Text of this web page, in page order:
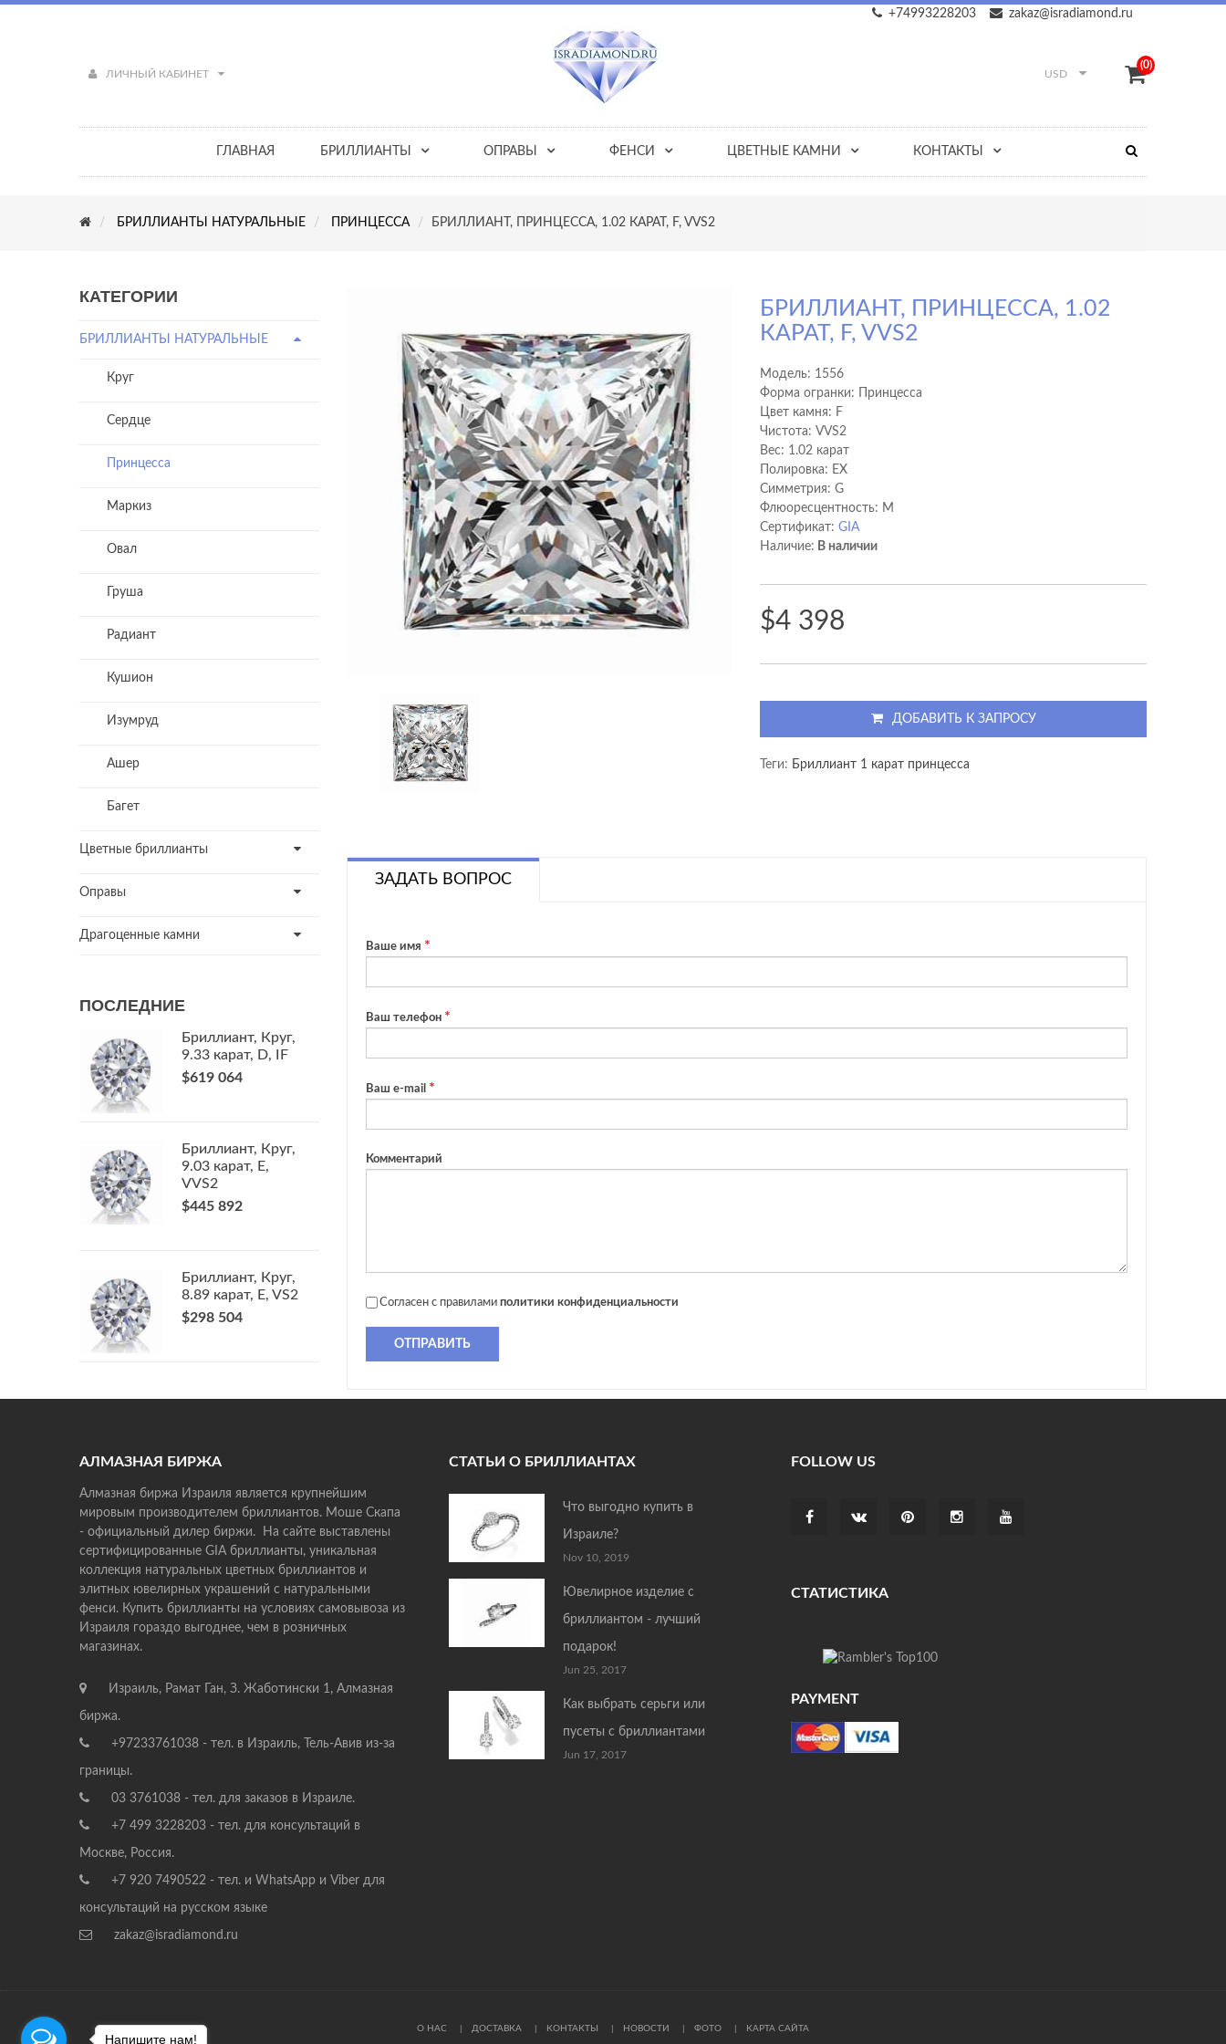
zakaz@isradiamond.ru
+74993228203
ЛИЧНЫЙ КАБИНЕТ USD
(0)
ГЛАВНАЯ БРИЛЛИАНТЫ ОПРАВЫ ФЕНСИ ЦВЕТНЫЕ КАМНИ КОНТАКТЫ
БРИЛЛИАНТЫ НАТУРАЛЬНЫЕ ПРИНЦЕССА БРИЛЛИАНТ, ПРИНЦЕССА, 1.02 КАРАТ, F, VVS2
КАТЕГОРИИ
БРИЛЛИАНТЫ НАТУРАЛЬНЫЕ
Круг
Сердце
Принцесса
Маркиз
Овал
Груша
Радиант
Кушион
Изумруд
Ашер
Багет
Цветные бриллианты
Оправы
Драгоценные камни
ПОСЛЕДНИЕ
Бриллиант, Круг,
9.33 карат, D, IF
$619 064
Бриллиант, Круг,
9.03 карат, E,
VVS2
$445 892
Бриллиант, Круг,
8.89 карат, E, VS2
$298 504
БРИЛЛИАНТ, ПРИНЦЕССА, 1.02
КАРАТ, F, VVS2
Модель: 1556
Форма огранки: Принцесса
Цвет камня: F
Чистота: VVS2
Вес: 1.02 карат
Полировка: EX
Cимметрия: G
Флюоресцентность: M
Сертификат:GIA
Наличие: В наличии
$4 398
ДОБАВИТЬ К ЗАПРОСУ
Теги: Бриллиант 1 карат принцесса
ЗАДАТЬ ВОПРОС
Ваше имя
Ваш телефон
Ваш e-mail
Комментарий
Согласен с правилами политики конфиденциальности
ОТПРАВИТЬ
АЛМАЗНАЯ БИРЖА
Алмазная биржа Израиля является крупнейшим
мировым производителем бриллиантов. Моше Скапа
- официальный дилер биржи. На сайте выставлены
сертифицированные GIA бриллианты, уникальная
коллекция натуральных цветных бриллиантов и
элитных ювелирных украшений с натуральными
фенси. Купить бриллианты на условиях самовывоза из
Израиля гораздо выгоднее, чем в розничных
магазинах.
Израиль, Рамат Ган, З. Жаботински 1, Алмазная
биржа.
+97233761038 - тел. в Израиль, Тель-Авив из-за
границы.
03 3761038 - тел. для заказов в Израиле.
+7 499 3228203 - тел. для консультаций в
Москве, Россия.
+7 920 7490522 - тел. и WhatsApp и Viber для
консультаций на русском языке
zakaz@isradiamond.ru
СТАТЬИ О БРИЛЛИАНТАХ
Что выгодно купить в
Израиле?
Nov 10, 2019
Ювелирное изделие с
бриллиантом - лучший
подарок!
Jun 25, 2017
Как выбрать серьги или
пусеты с бриллиантами
Jun 17, 2017
FOLLOW US
СТАТИСТИКА
PAYMENT
О НАС ДОСТАВКА КОНТАКТЫ НОВОСТИ ФОТО КАРТА САЙТА
Напишите нам!